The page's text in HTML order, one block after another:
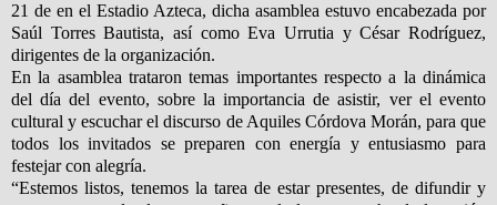
21 de en el Estadio Azteca, dicha asamblea estuvo encabezada por
Saúl Torres Bautista, así como Eva Urrutia y César Rodríguez,
dirigentes de la organización.
En la asamblea trataron temas importantes respecto a la dinámica
del día del evento, sobre la importancia de asistir, ver el evento
cultural y escuchar el discurso de Aquiles Córdova Morán, para que
todos los invitados se preparen con energía y entusiasmo para
festejar con alegría.
“Estemos listos, tenemos la tarea de estar presentes, de difundir y